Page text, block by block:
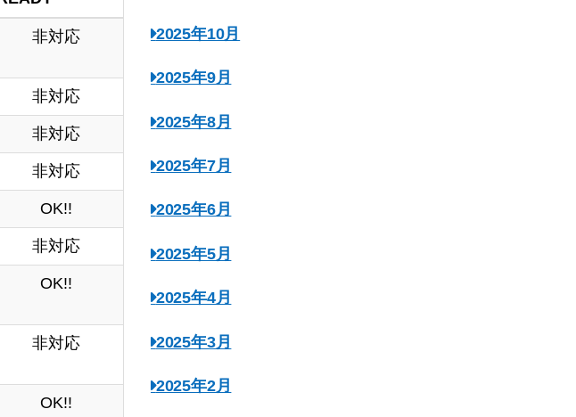
非対応
非対応
非対応
非対応
OK!!
非対応
OK!!
非対応
OK!!
2025年10月
2025年9月
2025年8月
2025年7月
2025年6月
2025年5月
2025年4月
2025年3月
2025年2月